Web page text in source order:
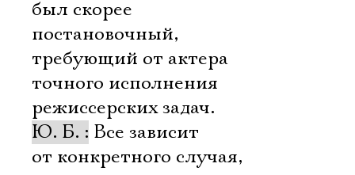
был скорее
постановочный,
требующий от актера
точного исполнения
режиссерских задач.
Ю. Б. : Все зависит
от конкретного случая,